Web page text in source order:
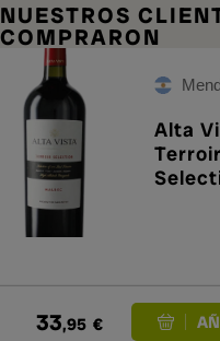
NUESTROS
COMPRARON
Alta
Terroir
33,95 €